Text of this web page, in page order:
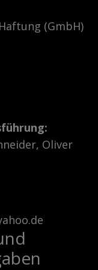
(GmbH)
Oliver